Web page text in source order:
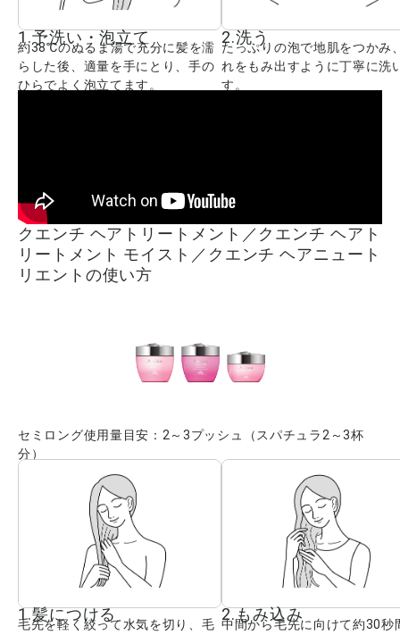
1.予洗い・泡立て
約38℃のぬるま湯で充分に髪を濡
らした後、適量を手にとり、手の
ひらでよく泡立てます。
2.洗う
たっぷりの泡で地肌をつかみ
れをもみ出すように丁寧に洗
す。
クエンチ ヘアトリートメント／クエンチ ヘアト
リートメント モイスト／クエンチ ヘアニュート
リエントの使い方
セミロング使用量目安：2～3プッシュ（スパチュラ2～3杯
分）
1.髪につける
毛先を軽く絞って水気を切り、毛
2.もみ込み
中間から毛先に向けて約30秒